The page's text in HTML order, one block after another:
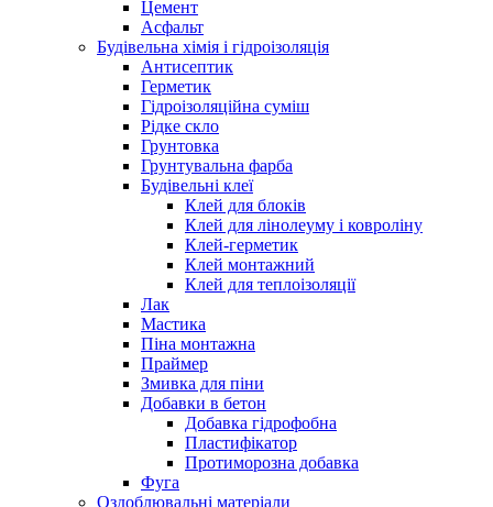
Цемент
Асфальт
Будівельна хімія і гідроізоляція
Антисептик
Герметик
Гідроізоляційна суміш
Рідке скло
Грунтовка
Грунтувальна фарба
Будівельні клеї
Клей для блоків
Клей для лінолеуму і ковроліну
Клей-герметик
Клей монтажний
Клей для теплоізоляції
Лак
Мастика
Піна монтажна
Праймер
Змивка для піни
Добавки в бетон
Добавка гідрофобна
Пластифікатор
Протиморозна добавка
Фуга
Оздоблювальні матеріали